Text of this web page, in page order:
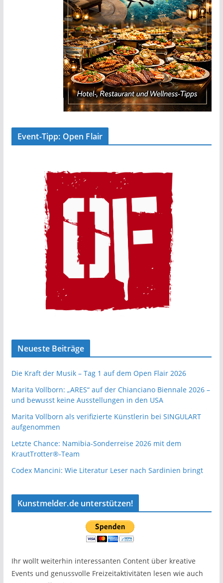
Event-Tipp: Open Flair
Neueste Beiträge
Die Kraft der Musik – Tag 1 auf dem Open Flair 2026
Marita Vollborn: „ARES“ auf der Chianciano Biennale 2026 –
und bewusst keine Ausstellungen in den USA
Marita Vollborn als verifizierte Künstlerin bei SINGULART
aufgenommen
Letzte Chance: Namibia-Sonderreise 2026 mit dem
KrautTrotter®-Team
Codex Mancini: Wie Literatur Leser nach Sardinien bringt
Kunstmelder.de unterstützen!
Ihr wollt weiterhin interessanten Content über kreative
Events und genussvolle Freizeitaktivitäten lesen wie auch